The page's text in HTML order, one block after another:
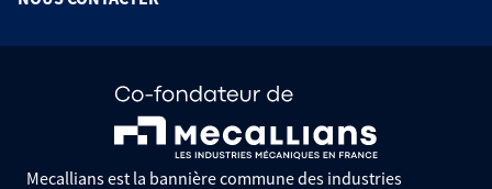
Mecallians est la bannière commune des industries